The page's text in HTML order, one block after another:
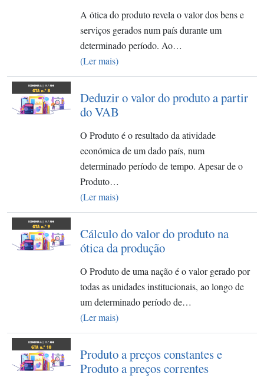
A ótica do produto revela o valor dos bens e
serviços gerados num país durante um
determinado período. Ao…
(Ler mais)
Deduzir o valor do produto a partir
do VAB
O Produto é o resultado da atividade
económica de um dado país, num
determinado período de tempo. Apesar de o
Produto…
(Ler mais)
Cálculo do valor do produto na
ótica da produção​
O Produto de uma nação é o valor gerado por
todas as unidades institucionais, ao longo de
um determinado período de…
(Ler mais)
Produto a preços constantes e
Produto a preços correntes